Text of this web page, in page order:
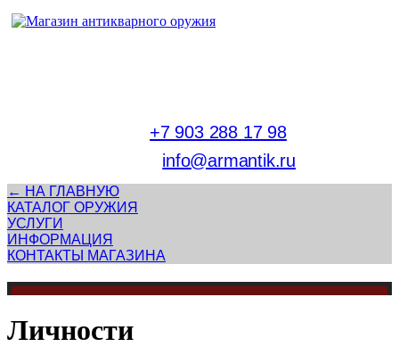
+7 903 288 17 98
info@armantik.ru
← НА ГЛАВНУЮ
КАТАЛОГ ОРУЖИЯ
УСЛУГИ
ИНФОРМАЦИЯ
КОНТАКТЫ МАГАЗИНА
Личности